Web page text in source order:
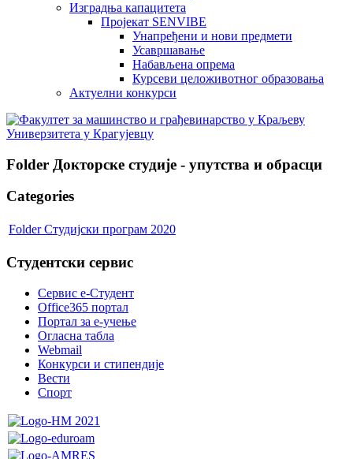
Изградња капацитета
Пројекат SENVIBE
Унапређени и нови предмети
Усавршавање
Набављена опрема
Курсеви целоживотног образовања
Актуелни конкурси
Folder Докторске студије - упутства и обрасци
Categories
Folder Студијски програм 2020
Студентски сервис
Сервис е-Студент
Office365 портал
Портал за е-учење
Огласна табла
Webmail
Конкурси и стипендије
Вести
Спорт